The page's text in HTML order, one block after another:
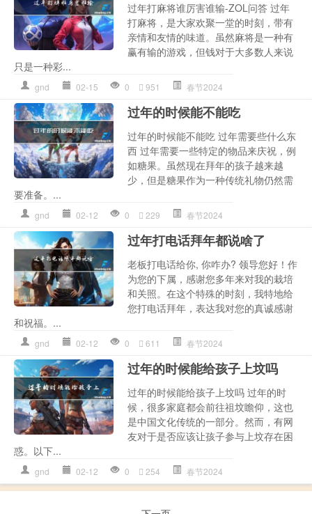
过年打麻将谁厉害谁输-ZOL问答 过年
打麻将，是大家欢聚一堂的时刻，带有
亲情和友情的味道。虽然麻将是一种有
赢有输的游戏，但钱对于大多数人来说
只是一种彩...
gnd 02-15 0 951 春节2024
过年的时候能不能吃
过年的时候能不能吃 过年需要些什么东
西 过年需要一些特定的物品来庆祝，例
如糖果。虽然现在拜年的孩子越来越
少，但是糖果作为一种传统礼物仍然需
要准备。...
gnd 02-12 0 229 春节2024
过年打电话拜年都说啥了
老板打电话给你, 你咋办? 领导您好！作
为您的下属，感谢您多年来对我的栽培
和关照。在这个特殊的时刻，我特地给
您打电话拜年，表达我对您的真诚感谢
和祝福。...
gnd 02-12 0 611 春节2024
过年的时候能给孩子上坟吗
过年的时候能给孩子上坟吗 过年的时
候，很多家庭都会前往祖坟瞻仰，这也
是中国文化传统的一部分。然而，有网
友对于是否应该让孩子参与上坟存在困
惑。以下...
gnd 02-12 0 254 春节2024